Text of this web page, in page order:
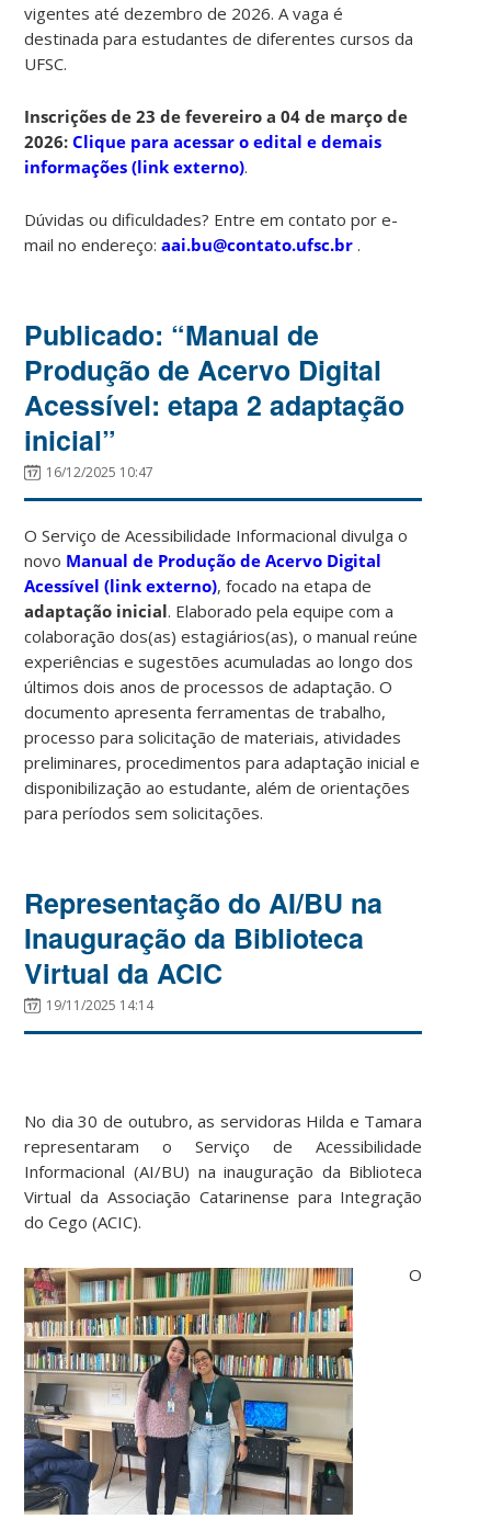
vigentes até dezembro de 2026. A vaga é
destinada para estudantes de diferentes cursos da
UFSC.
Inscrições de 23 de fevereiro a 04 de março de
2026: Clique para acessar o edital e demais
informações (link externo).
Dúvidas ou dificuldades? Entre em contato por e-
mail no endereço:aai.bu@contato.ufsc.br .
Publicado: “Manual de
Produção de Acervo Digital
Acessível: etapa 2 adaptação
inicial”
16/12/2025 10:47
O Serviço de Acessibilidade Informacional divulga o
novo Manual de Produção de Acervo Digital
Acessível (link externo), focado na etapa de
adaptação inicial. Elaborado pela equipe com a
colaboração dos(as) estagiários(as), o manual reúne
experiências e sugestões acumuladas ao longo dos
últimos dois anos de processos de adaptação. O
documento apresenta ferramentas de trabalho,
processo para solicitação de materiais, atividades
preliminares, procedimentos para adaptação inicial e
disponibilização ao estudante, além de orientações
para períodos sem solicitações.
Representação do AI/BU na
Inauguração da Biblioteca
Virtual da ACIC
19/11/2025 14:14
No dia 30 de outubro, as servidoras Hilda e Tamara
representaram o Serviço de Acessibilidade
Informacional (AI/BU) na inauguração da Biblioteca
Virtual da Associação Catarinense para Integração
do Cego (ACIC).
O